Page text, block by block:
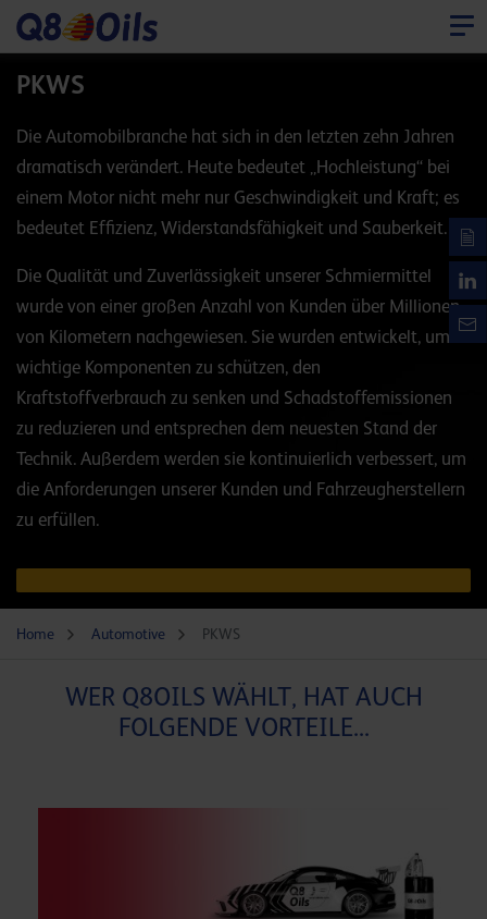
PKWS
Die Automobilbranche hat sich in den letzten zehn Jahren
dramatisch verändert. Heute bedeutet „Hochleistung“ bei
einem Motor nicht mehr nur Geschwindigkeit und Kraft; es
bedeutet Effizienz, Widerstandsfähigkeit und Sauberkeit.
Die Qualität und Zuverlässigkeit unserer Schmiermittel
wurde von einer großen Anzahl von Kunden über Millionen
von Kilometern nachgewiesen. Sie wurden entwickelt, um
wichtige Komponenten zu schützen, den
Kraftstoffverbrauch zu senken und Schadstoffemissionen
zu reduzieren und entsprechen dem neuesten Stand der
Technik. Außerdem werden sie kontinuierlich verbessert, um
die Anforderungen unserer Kunden und Fahrzeugherstellern
zu erfüllen.
Home Automotive PKWS
WER Q8OILS WÄHLT, HAT AUCH
FOLGENDE VORTEILE...